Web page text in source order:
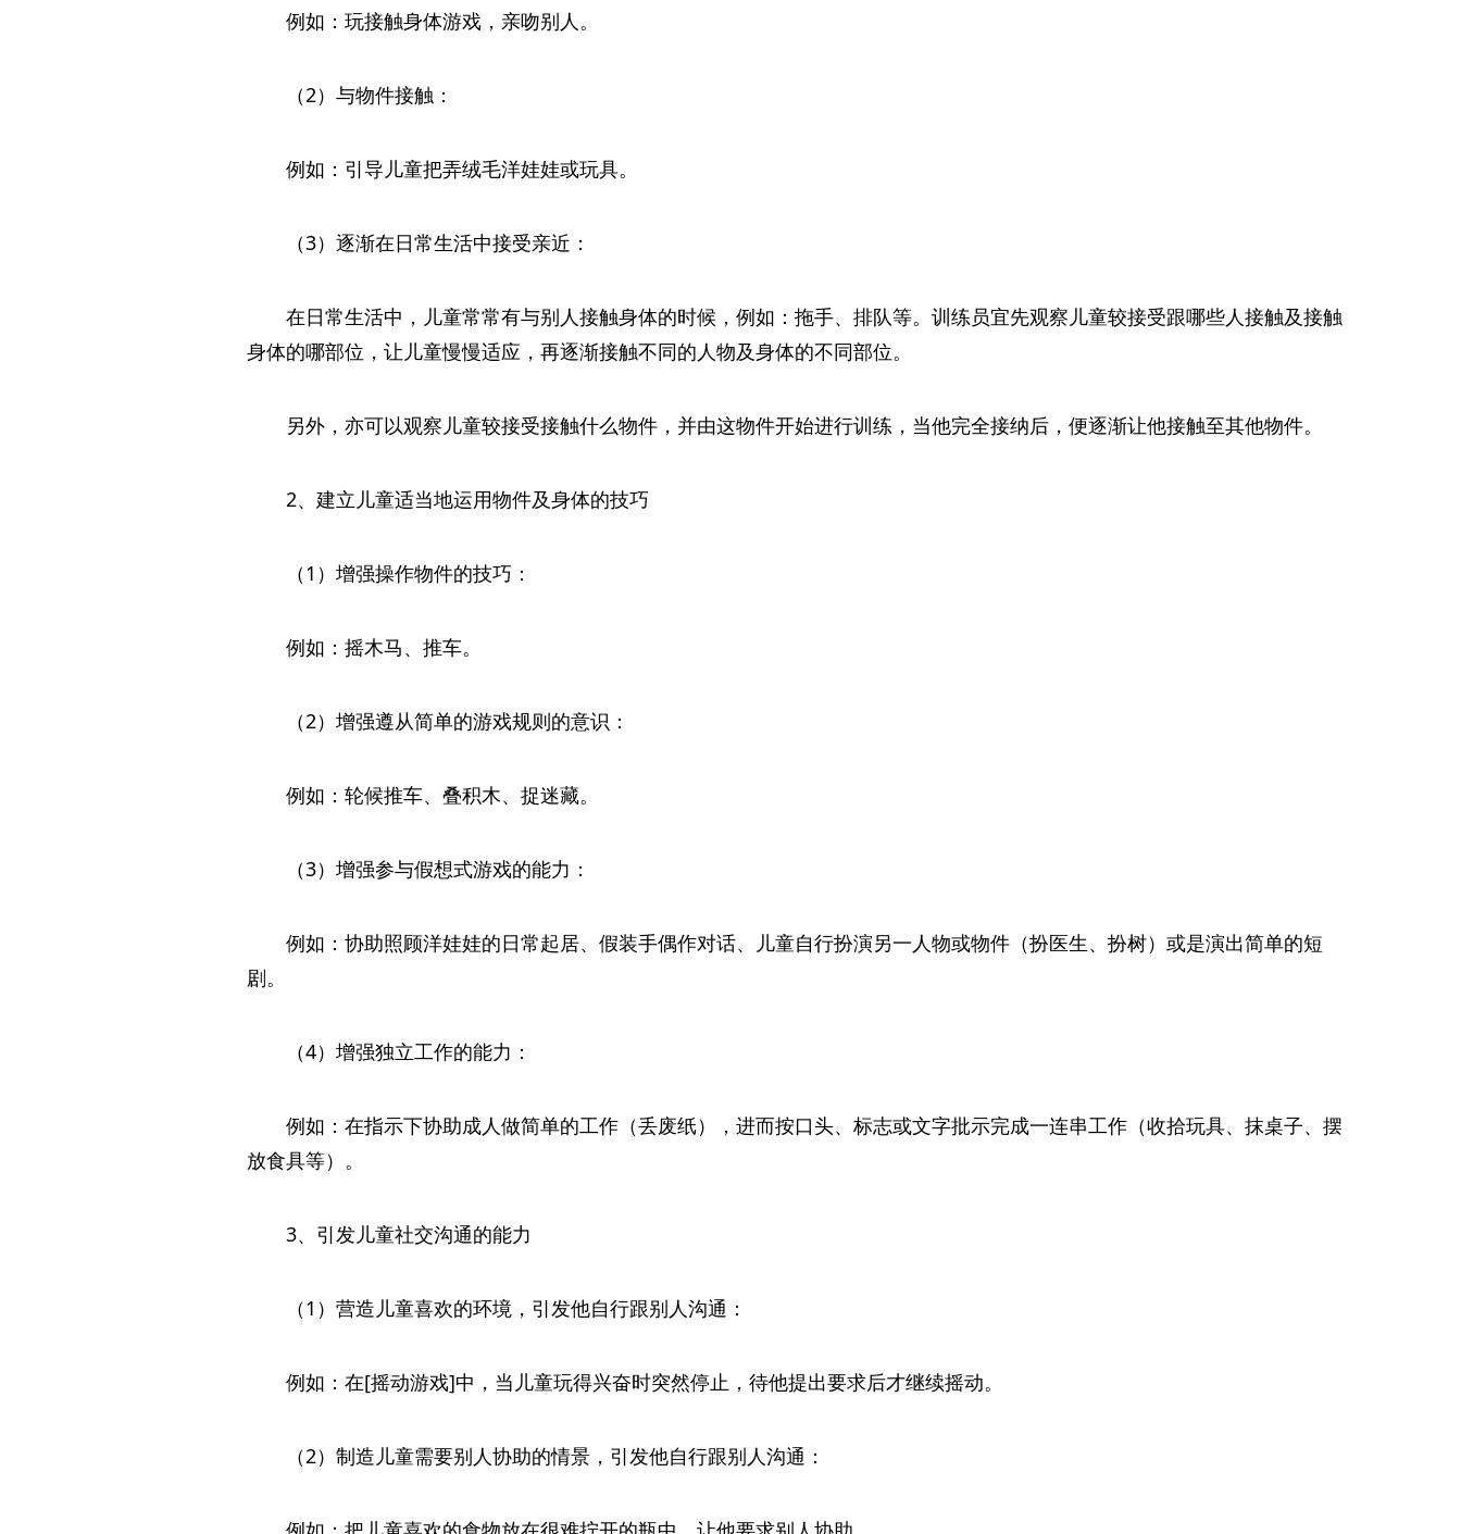
例如：玩接触身体游戏，亲吻别人。
（2）与物件接触：
例如：引导儿童把弄绒毛洋娃娃或玩具。
（3）逐渐在日常生活中接受亲近：
在日常生活中，儿童常常有与别人接触身体的时候，例如：拖手、排队等。训练员宜先观察儿童较接受跟哪些人接触及接触
身体的哪部位，让儿童慢慢适应，再逐渐接触不同的人物及身体的不同部位。
另外，亦可以观察儿童较接受接触什么物件，并由这物件开始进行训练，当他完全接纳后，便逐渐让他接触至其他物件。
2、建立儿童适当地运用物件及身体的技巧
（1）增强操作物件的技巧：
例如：摇木马、推车。
（2）增强遵从简单的游戏规则的意识：
例如：轮候推车、叠积木、捉迷藏。
（3）增强参与假想式游戏的能力：
例如：协助照顾洋娃娃的日常起居、假装手偶作对话、儿童自行扮演另一人物或物件（扮医生、扮树）或是演出简单的短
剧。
（4）增强独立工作的能力：
例如：在指示下协助成人做简单的工作（丢废纸），进而按口头、标志或文字批示完成一连串工作（收拾玩具、抹桌子、摆
放食具等）。
3、引发儿童社交沟通的能力
（1）营造儿童喜欢的环境，引发他自行跟别人沟通：
例如：在[摇动游戏]中，当儿童玩得兴奋时突然停止，待他提出要求后才继续摇动。
（2）制造儿童需要别人协助的情景，引发他自行跟别人沟通：